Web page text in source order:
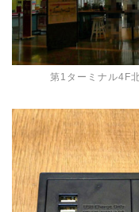
第1ターミナル4F